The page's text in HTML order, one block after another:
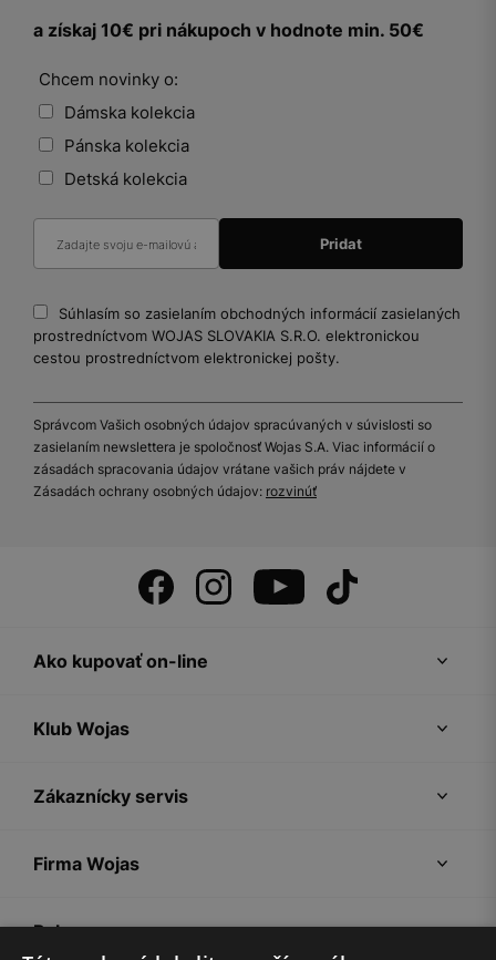
a získaj 10€ pri nákupoch v hodnote min. 50€
Chcem novinky o:
Dámska kolekcia
Pánska kolekcia
Detská kolekcia
Súhlasím so zasielaním obchodných informácií zasielaných
prostredníctvom WOJAS SLOVAKIA S.R.O. elektronickou
cestou prostredníctvom elektronickej pošty.
Správcom Vašich osobných údajov spracúvaných v súvislosti so
zasielaním newslettera je spoločnosť Wojas S.A. Viac informácií o
zásadách spracovania údajov vrátane vašich práv nájdete v
Zásadách ochrany osobných údajov: rozvinúť
Ako kupovať on-line
Klub Wojas
Zákaznícky servis
Firma Wojas
Pokyny